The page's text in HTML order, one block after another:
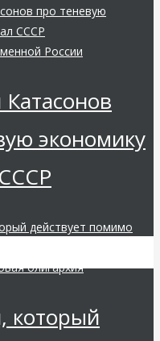
России
экономику
олигархия
который